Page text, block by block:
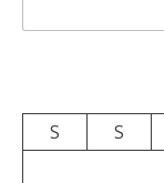
S
S